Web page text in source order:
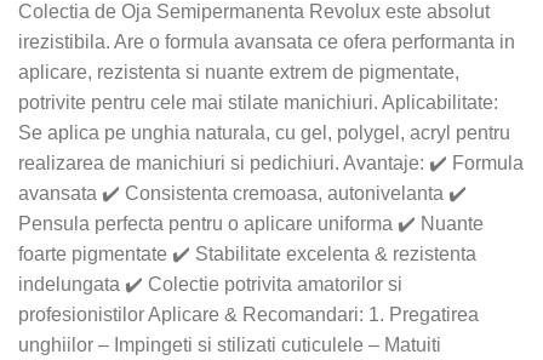
Colectia de Oja Semipermanenta Revolux este absolut
irezistibila. Are o formula avansata ce ofera performanta in
aplicare, rezistenta si nuante extrem de pigmentate,
potrivite pentru cele mai stilate manichiuri. Aplicabilitate:
Se aplica pe unghia naturala, cu gel, polygel, acryl pentru
realizarea de manichiuri si pedichiuri. Avantaje: ✔️ Formula
avansata ✔️ Consistenta cremoasa, autonivelanta ✔️
Pensula perfecta pentru o aplicare uniforma ✔️ Nuante
foarte pigmentate ✔️ Stabilitate excelenta & rezistenta
indelungata ✔️ Colectie potrivita amatorilor si
profesionistilor Aplicare & Recomandari: 1. Pregatirea
unghiilor – Impingeti si stilizati cuticulele – Matuiti